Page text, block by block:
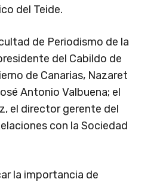
del Teide.
de Periodismo de la
del Cabildo de
de Canarias, Nazaret
Antonio Valbuena; el
el director gerente del
con la Sociedad
la importancia de